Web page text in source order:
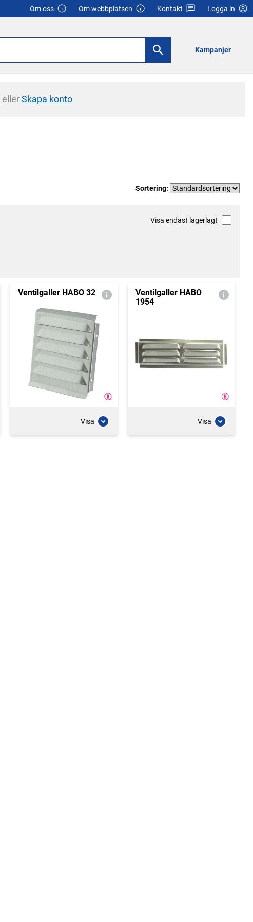
Om oss Om webbplatsen Kontakt Logga in
Kampanjer
ellerSkapa konto
Sortering:
Visa endast lagerlagt
Ventilgaller HABO 32
Visa
Ventilgaller HABO
1954
Visa